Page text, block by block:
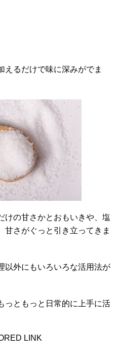
えるだけで味に深みがでま
けの甘さかとおもいきや、塩
甘さがぐっと引き立ってきま
以外にもいろいろな活用法が
っともっと日常的に上手に活
LINK